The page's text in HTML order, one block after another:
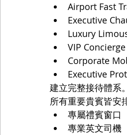
Airport Fast
Executive
Luxury
VIP Concierge
Corporate
Executive
建立完整接待體系。
所有重要貴賓皆安
專屬禮賓窗口
專業英文司機